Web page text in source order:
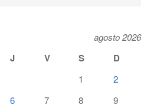
agosto 2026
J V S D
1
2
6 7 8
9